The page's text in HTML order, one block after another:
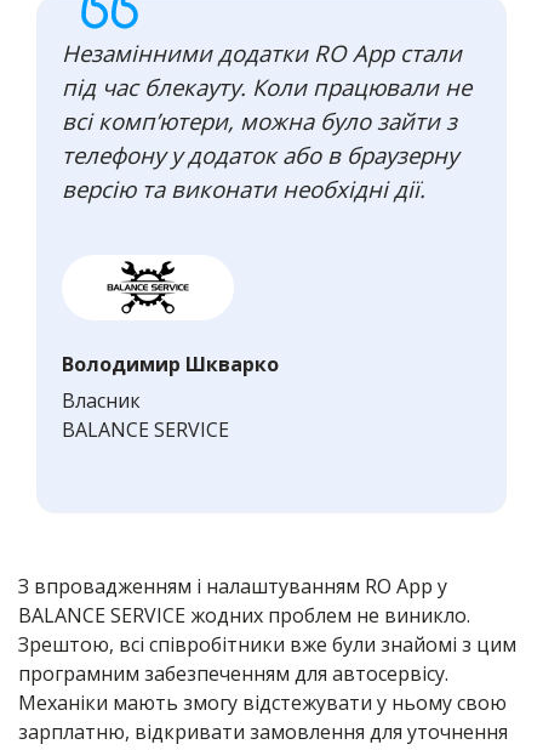
Незамінними додатки RO App стали
під час блекауту. Коли працювали не
всі комп’ютери, можна було зайти з
телефону у додаток або в браузерну
версію та виконати необхідні дії.
Володимир Шкварко
Власник
BALANCE SERVICE
З впровадженням і налаштуванням RO App у
BALANCE SERVICE жодних проблем не виникло.
Зрештою, всі співробітники вже були знайомі з цим
програмним забезпеченням для автосервісу.
Механіки мають змогу відстежувати у ньому свою
зарплатню, відкривати замовлення для уточнення